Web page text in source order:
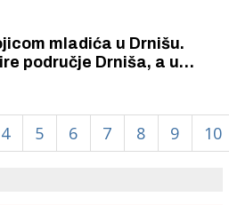
mladića u Drnišu.
područje Drniša, a u
4 5 6 7 8 9 10